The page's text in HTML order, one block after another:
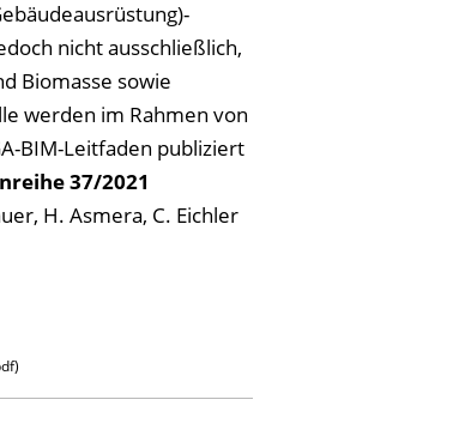
nicht ausschließlich,
Biomasse sowie
werden im Rahmen von
BIM-Leitfaden publiziert
37/2021
H. Asmera, C. Eichler